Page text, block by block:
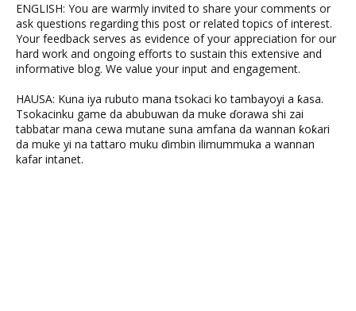
ENGLISH: You are warmly invited to share your comments or
ask questions regarding this post or related topics of interest.
Your feedback serves as evidence of your appreciation for our
hard work and ongoing efforts to sustain this extensive and
informative blog. We value your input and engagement.
HAUSA: Kuna iya rubuto mana tsokaci ko tambayoyi a ƙasa.
Tsokacinku game da abubuwan da muke ɗorawa shi zai
tabbatar mana cewa mutane suna amfana da wannan ƙoƙari
da muke yi na tattaro muku ɗimbin ilimummuka a wannan
kafar intanet.